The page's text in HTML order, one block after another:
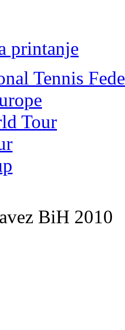
printanje
Tennis
Tour
BiH 2010